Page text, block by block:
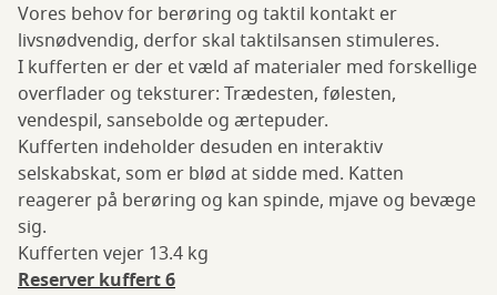
Vores behov for berøring og taktil kontakt er
livsnødvendig, derfor skal taktilsansen stimuleres.
I kufferten er der et væld af materialer med forskellige
overflader og teksturer: Trædesten, følesten,
vendespil, sansebolde og ærtepuder.
Kufferten indeholder desuden en interaktiv
selskabskat, som er blød at sidde med. Katten
reagerer på berøring og kan spinde, mjave og bevæge
sig.
Kufferten vejer 13.4 kg
Reserver kuffert 6